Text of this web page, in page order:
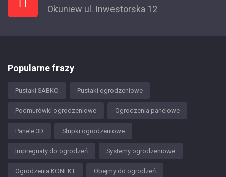
Okuniew ul. Inwestorska 12
Popularne frazy
Pustaki SABKO Pustaki ogrodzeniowe
Podmurówki ogrodzeniowe Ogrodzenia panelowe
Panele 3D Słupki ogrodzeniowe
Impregnaty do ogrodzeń Systemy ogrodzeniowe
Ogrodzenia KONEKT Obejmy do ogrodzeń